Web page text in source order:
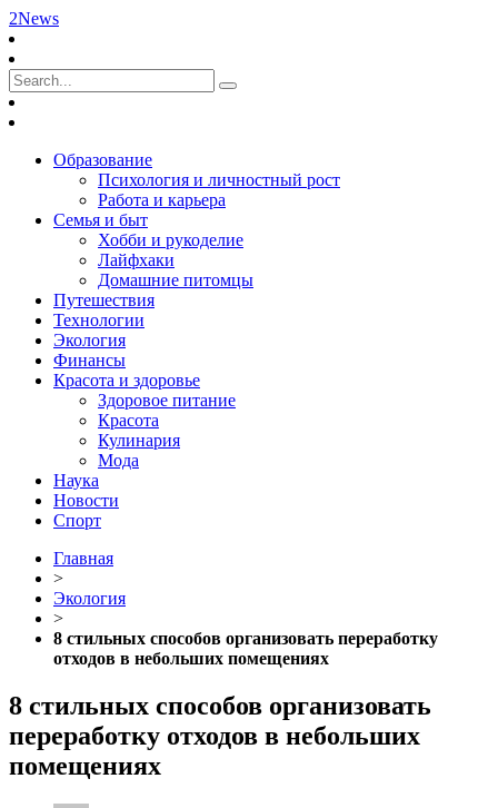
2News
Образование
Психология и личностный рост
Работа и карьера
Семья и быт
Хобби и рукоделие
Лайфхаки
Домашние питомцы
Путешествия
Технологии
Экология
Финансы
Красота и здоровье
Здоровое питание
Красота
Кулинария
Мода
Наука
Новости
Спорт
Главная
>
Экология
>
8 стильных способов организовать переработку
отходов в небольших помещениях
8 стильных способов организовать
переработку отходов в небольших
помещениях